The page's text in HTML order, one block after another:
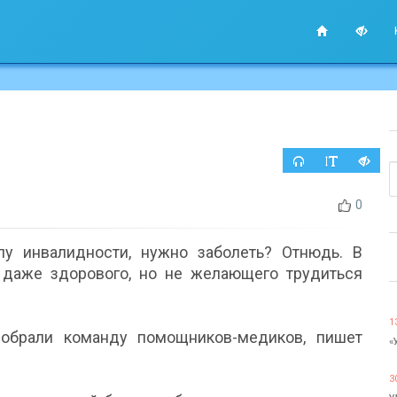
0
инвалидности, нужно заболеть? Отнюдь. В
здорового, но не желающего трудиться
команду помощников-медиков, пишет